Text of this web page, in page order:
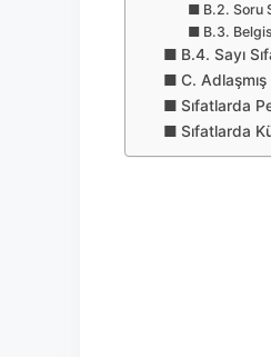
B.2. Soru
B.3.
B.4. Sayı
C. Adlaşmış
Sıfatlarda
Sıfatlarda